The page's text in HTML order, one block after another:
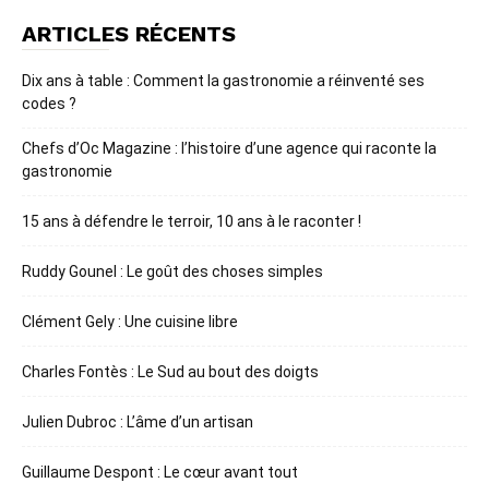
ARTICLES RÉCENTS
Dix ans à table : Comment la gastronomie a réinventé ses
codes ?
Chefs d’Oc Magazine : l’histoire d’une agence qui raconte la
gastronomie
15 ans à défendre le terroir, 10 ans à le raconter !
Ruddy Gounel : Le goût des choses simples
Clément Gely : Une cuisine libre
Charles Fontès : Le Sud au bout des doigts
Julien Dubroc : L’âme d’un artisan
Guillaume Despont : Le cœur avant tout